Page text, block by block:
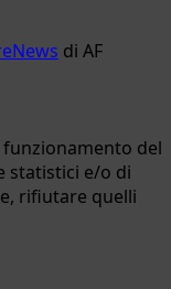
di AF
del
statistici e/o di
rifiutare quelli